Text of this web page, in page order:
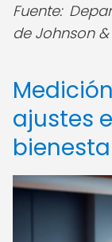
Fuente:
de Johnson
ajustes